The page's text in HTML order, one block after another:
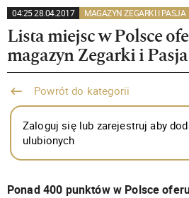
04:25 28.04.2017 MAGAZYN ZEGARKI I PASJA
Lista miejsc w Polsce
magazyn Zegarki i Pasja
Powrót do kategorii
Zaloguj się lub zarejestruj aby
ulubionych
Ponad 400 punktów w Polsce